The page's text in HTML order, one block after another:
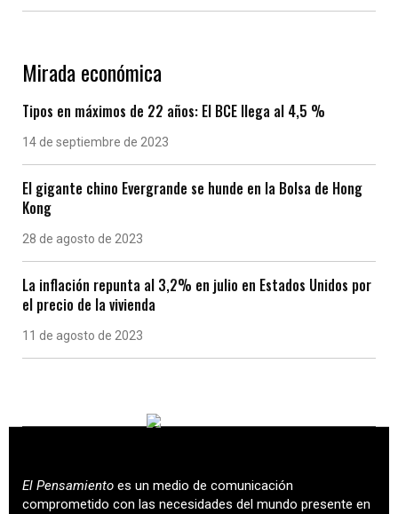
Mirada económica
Tipos en máximos de 22 años: El BCE llega al 4,5 %
14 de septiembre de 2023
El gigante chino Evergrande se hunde en la Bolsa de Hong
Kong
28 de agosto de 2023
La inflación repunta al 3,2% en julio en Estados Unidos por
el precio de la vivienda
11 de agosto de 2023
El Pensamiento es un medio de comunicación
comprometido con las necesidades del mundo presente en